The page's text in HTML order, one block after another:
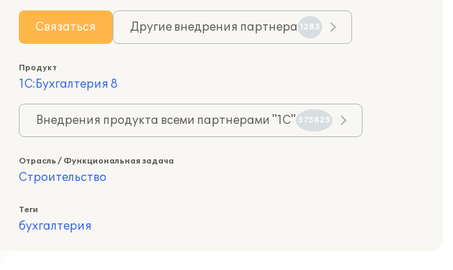
Связаться Другие внедрения партнера 1283
Продукт
1С:Бухгалтерия 8
Внедрения продукта всеми партнерами "1С" 575825
Отрасль / Функциональная задача
Строительство
Теги
бухгалтерия